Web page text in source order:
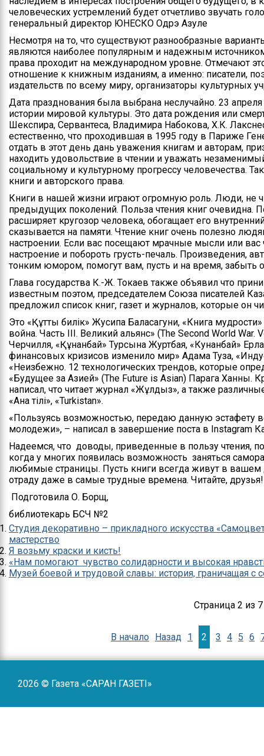
человеческих устремлений будет отчетливо звучать
генеральный директор ЮНЕСКО Одрэ Азуле
Несмотря на то, что существуют разнообразные
являются наиболее популярным и надежным
права проходит на международном уровне. Отмечают
отношение к книжным изданиям, а именно: писатели,
издательств по всему миру, организаторы культурных
Дата празднования была выбрана неслучайно. 23
истории мировой культуры. Это дата рождения или
Шекспира, Сервантеса, Владимира Набокова, Х.К.
естественно, что проходившая в 1995 году в Париже
отдать в этот день дань уважения книгам и авторам,
находить удовольствие в чтении и уважать
социальному и культурному прогрессу человечества.
книги и авторского права.
Книги в нашей жизни играют огромную роль. Люди, не
предыдущих поколений. Польза чтения книг очевидна.
расширяет кругозор человека, обогащает его
сказывается на памяти. Чтение книг очень полезно
настроении. Если вас посещают мрачные мысли или вас
настроение и побороть грусть-печаль. Произведения,
тонким юмором, помогут вам, пусть и на время, забыть
Глава государства К.-Ж. Токаев также объявил что
известным поэтом, председателем Союза писателей
предложил список книг, газет и журналов, которые он
Это «Құтты билік» Жусипа Баласагуни, «Книга
война. Часть III. Великий альянс» (The Second World War.
Черчилля, «Құнанбай» Турсына Журтбая, «Кунанбай»
финансовых кризисов изменило мир» Адама Туза,
«Неизбежно. 12 технологических трендов, которые
«Будущее за Азией» (The Future is Asian) Парага Ханны.
написал, что читает журнал «Жұлдыз», а также
«Ана тілі», «Turkistan».
«Пользуясь возможностью, передаю данную эстафету
молодежи», – написал в завершение поста в Instagram
Надеемся, что доводы, приведенные в пользу чтения,
когда у многих появилась возможность заняться
любимые страницы. Пусть книги всегда живут в
отраду даже в самые трудные времена. Читайте,
Подготовила О. Борщ,
библиотекарь БСЧ №2
Студия декоративно – прикладного искусства
мастерство
Я возьму краски и кисть!
«Нам помогают чувство солидарности и высокая
Музей боевой и трудовой славы: история, граничащая с
Страница 2 из 7
В начало Назад 1 2 3 4 5 6
2026 © Газета «САРАН ГАЗЕТI»